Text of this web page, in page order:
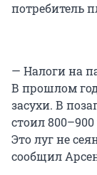
потребитель
— Налоги на
В прошлом
засухи. В
стоил
Это луг не
сообщил